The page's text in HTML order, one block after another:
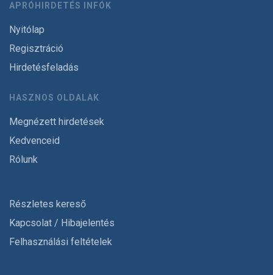
APRÓHIRDETÉS INFÓK
Nyitólap
Regisztráció
Hirdetésfeladás
HASZNOS OLDALAK
Megnézett hirdetések
Kedvenceid
Rólunk
Részletes kereső
Kapcsolat / Hibajelentés
Felhasználási feltételek